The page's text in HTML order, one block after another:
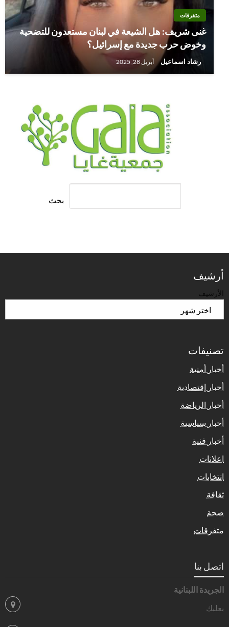
متفرقات
غنى شريف: هل الشيعة في لبنان مستعدون للتضحية
وخوض حرب جديدة مع إسرائيل؟
رشاد اسماعيل أبريل 28, 2025
بحث
أرشيف
الأرشيف
تصنيفات
أخبار أمنية
أخبار إقتصادية
أخبار الرياضة
أخبار سياسية
أخبار فنية
اعلانات
انتخابات
ثقافة
صحة
متفرقات
اتصل بنا
الجريدة اللبنانية
بعلبك